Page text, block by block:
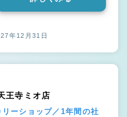
年12月31日
王寺ミオ店
ーショップ／1年間の社